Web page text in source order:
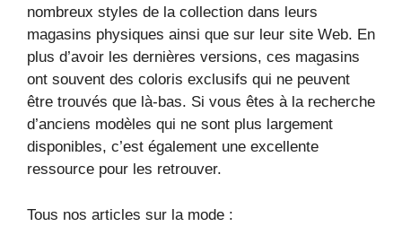
nombreux styles de la collection dans leurs
magasins physiques ainsi que sur leur site Web. En
plus d’avoir les dernières versions, ces magasins
ont souvent des coloris exclusifs qui ne peuvent
être trouvés que là-bas. Si vous êtes à la recherche
d’anciens modèles qui ne sont plus largement
disponibles, c’est également une excellente
ressource pour les retrouver.
Tous nos articles sur la mode :